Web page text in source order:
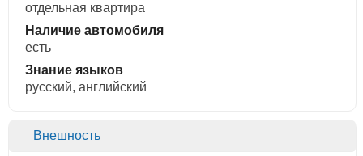
отдельная квартира
Наличие автомобиля
есть
Знание языков
русский, английский
Внешность